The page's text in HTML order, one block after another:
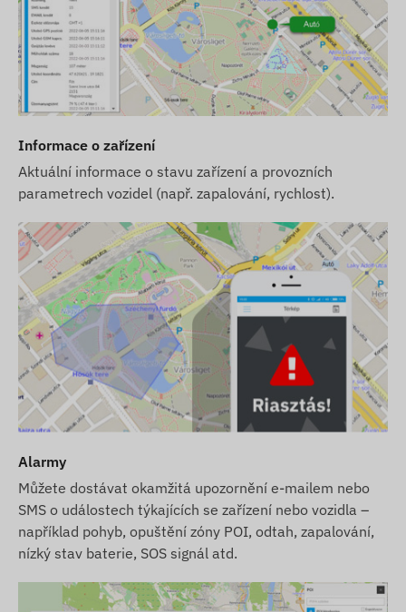
Další informace
Zařízení je chráněno bezpečnostní etiketou,
demontáž je zakázána, jinak může dojít k
poškození zařízení a zániku záruky.
kontaktujte naši zákaznickou podporu pro
přeregistraci uživatele!
Servis zařízení zajišťujeme i po uplynutí záruční
doby (výměna GPS antény, GSM antény, základní
desky a baterie).
Síťová technologie a budoucnost (2G vs 4G):
Toto
zařízení využívá klasickou síť 2G (GSM). Před
zakoupením si prosím ověřte, zda je síť 2G
dostupná ve vámi zamýšlené oblasti a u vašeho
poskytovatele služeb. V některých zemích (např.
Švýcarsko) a u některých operátorů již probíhá
postupné vypínání technologie 2G.Náš tip: Pokud
mezinárodní použití, doporučujeme zvolit naše
modernější zařízení4G (LTE), která poskytují lepší
pokrytí a rychlejší datovou komunikaci.
Snažíme se o neustálou aktualizaci a přesnost
údajů a obrázků uvedených na webových
stránkách. Upozorňujeme však, že výrobce si
Informace o zařízení
Aktuální informace o stavu zařízení a provozních
parametrech vozidel (např. zapalování, rychlost).
Alarmy
Můžete dostávat okamžitá upozornění e-mailem nebo
SMS o událostech týkajících se zařízení nebo vozidla –
například pohyb, opuštění zóny POI, odtah, zapalování,
nízký stav baterie, SOS signál atd.